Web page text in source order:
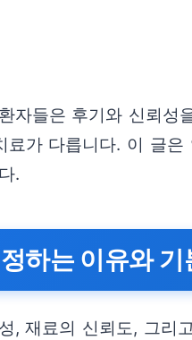
자들은 후기와 신뢰
가 다릅니다. 이 글
.
하는 이유와 기
, 재료의 신뢰도, 그